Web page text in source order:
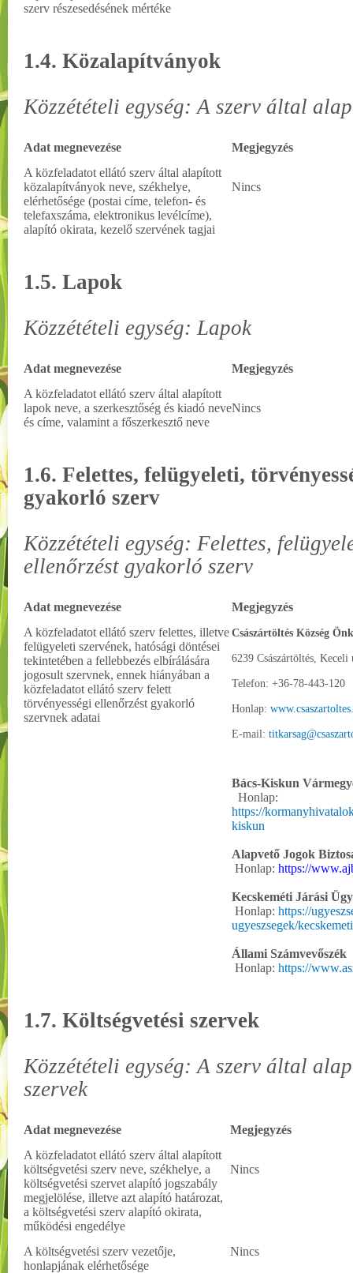
szerv részesedésének mértéke
1.4. Közalapítványok
Közzétételi egység: A szerv által
Adat megnevezése
Megjegyzés
A közfeladatot ellátó szerv által alapított
közalapítványok neve, székhelye,
elérhetősége (postai címe, telefon- és
telefaxszáma, elektronikus levélcíme),
alapító okirata, kezelő szervének tagjai
Nincs
1.5. Lapok
Közzétételi egység: Lapok
Adat megnevezése
Megjegyzés
A közfeladatot ellátó szerv által alapított
lapok neve, a szerkesztőség és kiadó neve
és címe, valamint a főszerkesztő neve
Nincs
1.6. Felettes, felügyeleti,
gyakorló szerv
Közzétételi egység: Felettes,
ellenőrzést gyakorló szerv
Adat megnevezése
Megjegyzés
A közfeladatot ellátó szerv felettes, illetve
felügyeleti szervének, hatósági döntései
tekintetében a fellebbezés elbírálására
jogosult szervnek, ennek hiányában a
közfeladatot ellátó szerv felett
törvényességi ellenőrzést gyakorló
szervnek adatai
Császártöltés Község
6239 Császártöltés, Keceli
Telefon: +36-78-443-120
Honlap:
E-mail:
Bács-Kiskun
Honlap:
https://
kiskun
Alapvető Jogok
Honlap: https://
Kecskeméti Járási
Honlap: https://
ugyeszsegek/
Állami Számvevőszék
Honlap: https://
1.7. Költségvetési szervek
Közzétételi egység: A szerv által
szervek
Adat megnevezése
Megjegyzés
A közfeladatot ellátó szerv által alapított
költségvetési szerv neve, székhelye, a
költségvetési szervet alapító jogszabály
megjelölése, illetve azt alapító határozat,
a költségvetési szerv alapító okirata,
működési engedélye
Nincs
A költségvetési szerv vezetője,
honlapjának elérhetősége
Nincs